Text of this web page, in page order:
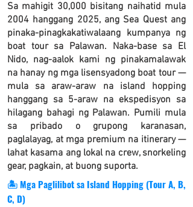
​Sa mahigit 30,000 bisitang naihatid mula
2004 hanggang 2025, ang Sea Quest ang
pinaka-pinagkakatiwalaang kumpanya ng
boat tour sa Palawan. Naka-base sa El
Nido, nag-aalok kami ng pinakamalawak
na hanay ng mga lisensyadong boat tour —
mula sa araw-araw na island hopping
hanggang sa 5-araw na ekspedisyon sa
hilagang bahagi ng Palawan. Pumili mula
sa pribado o grupong karanasan,
paglalayag, at mga premium na itinerary —
lahat kasama ang lokal na crew, snorkeling
gear, pagkain, at buong suporta.
🏝 Mga Paglilibot sa Island Hopping (Tour A, B,
C, D)